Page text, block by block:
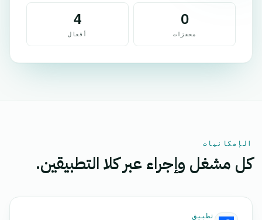
0
محفزات
4
أفعال
الإمكانيات
كل مشغل وإجراء عبر كلا التطبيقين.
تطبيق